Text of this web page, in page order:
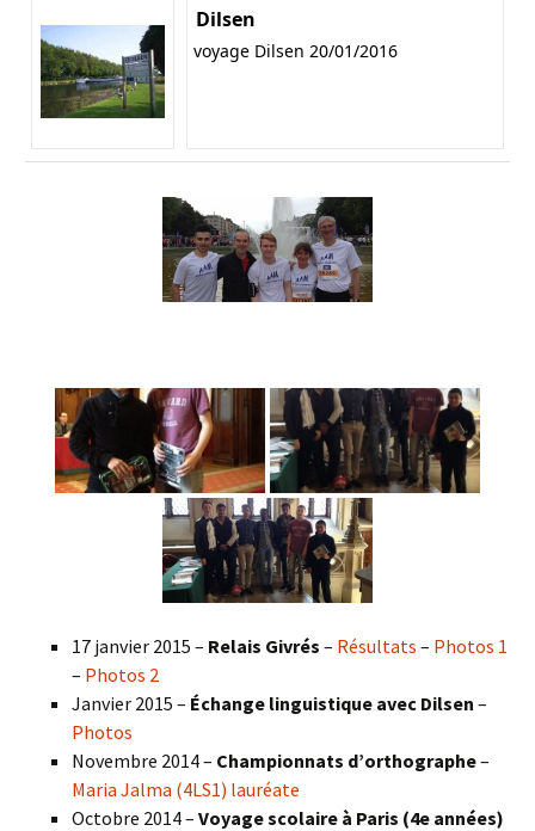
Dilsen
voyage Dilsen 20/01/2016
17 janvier 2015 – Relais Givrés – Résultats – Photos 1
– Photos 2
Janvier 2015 – Échange linguistique avec Dilsen –
Photos
Novembre 2014 – Championnats d’orthographe–
Maria Jalma (4LS1) lauréate
Octobre 2014 – Voyage scolaire à Paris (4e années)